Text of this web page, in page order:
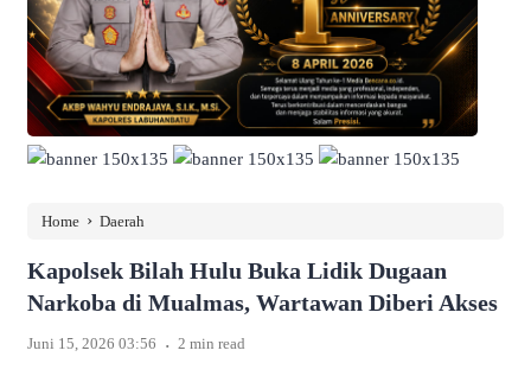
Home › Daerah
Kapolsek Bilah Hulu Buka Lidik Dugaan
Narkoba di Mualmas, Wartawan Diberi Akses
Juni 15, 2026 03:56 . 2 min read